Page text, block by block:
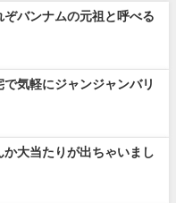
バンナムの元祖と呼べる
気軽にジャンジャンバリ
大当たりが出ちゃいまし